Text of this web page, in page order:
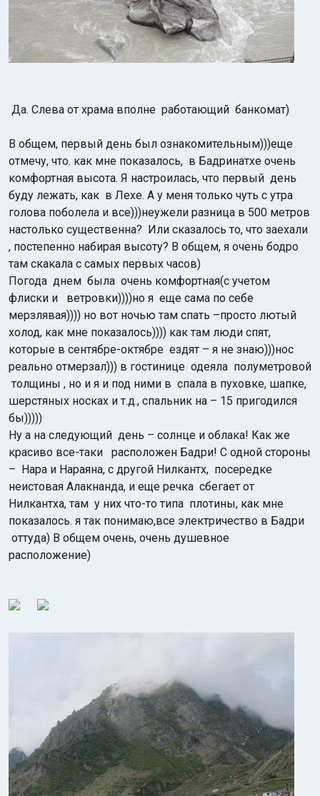
Да. Слева от храма вполне работающий банкомат)
В общем, первый день был ознакомительным)))еще
отмечу, что. как мне показалось, в Бадринатхе очень
комфортная высота. Я настроилась, что первый день
буду лежать, как в Лехе. А у меня только чуть с утра
голова поболела и все)))неужели разница в 500 метров
настолько существенна? Или сказалось то, что заехали
, постепенно набирая высоту? В общем, я очень бодро
там скакала с самых первых часов)
Погода днем была очень комфортная(с учетом
флиски и ветровки))))но я еще сама по себе
мерзлявая)))) но вот ночью там спать –просто лютый
холод, как мне показалось)))) как там люди спят,
которые в сентябре-октябре ездят – я не знаю)))нос
реально отмерзал))) в гостинице одеяла полуметровой
толщины , но и я и под ними в спала в пуховке, шапке,
шерстяных носках и т.д., спальник на – 15 пригодился
бы)))))
Ну а на следующий день – солнце и облака! Как же
красиво все-таки расположен Бадри! С одной стороны
– Нара и Нараяна, с другой Нилкантх, посередке
неистовая Алакнанда, и еще речка сбегает от
Нилкантха, там у них что-то типа плотины, как мне
показалось. я так понимаю,все электричество в Бадри
оттуда) В общем очень, очень душевное
расположение)